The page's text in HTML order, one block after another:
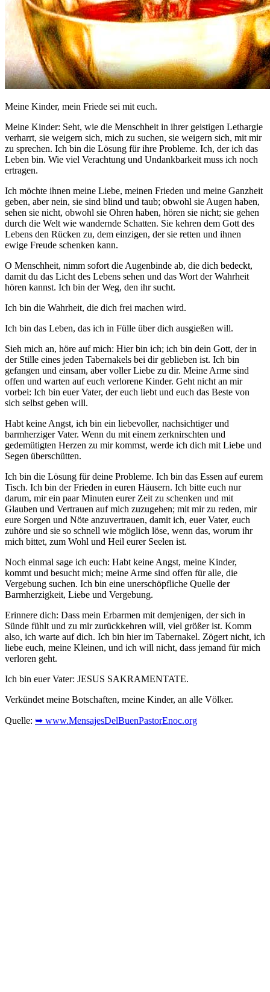
Meine Kinder, mein Friede sei mit euch.
Meine Kinder: Seht, wie die Menschheit in ihrer geistigen Lethargie
verharrt, sie weigern sich, mich zu suchen, sie weigern sich, mit mir
zu sprechen. Ich bin die Lösung für ihre Probleme. Ich, der ich das
Leben bin. Wie viel Verachtung und Undankbarkeit muss ich noch
ertragen.
Ich möchte ihnen meine Liebe, meinen Frieden und meine Ganzheit
geben, aber nein, sie sind blind und taub; obwohl sie Augen haben,
sehen sie nicht, obwohl sie Ohren haben, hören sie nicht; sie gehen
durch die Welt wie wandernde Schatten. Sie kehren dem Gott des
Lebens den Rücken zu, dem einzigen, der sie retten und ihnen
ewige Freude schenken kann.
O Menschheit, nimm sofort die Augenbinde ab, die dich bedeckt,
damit du das Licht des Lebens sehen und das Wort der Wahrheit
hören kannst. Ich bin der Weg, den ihr sucht.
Ich bin die Wahrheit, die dich frei machen wird.
Ich bin das Leben, das ich in Fülle über dich ausgießen will.
Sieh mich an, höre auf mich: Hier bin ich; ich bin dein Gott, der in
der Stille eines jeden Tabernakels bei dir geblieben ist. Ich bin
gefangen und einsam, aber voller Liebe zu dir. Meine Arme sind
offen und warten auf euch verlorene Kinder. Geht nicht an mir
vorbei: Ich bin euer Vater, der euch liebt und euch das Beste von
sich selbst geben will.
Habt keine Angst, ich bin ein liebevoller, nachsichtiger und
barmherziger Vater. Wenn du mit einem zerknirschten und
gedemütigten Herzen zu mir kommst, werde ich dich mit Liebe und
Segen überschütten.
Ich bin die Lösung für deine Probleme. Ich bin das Essen auf eurem
Tisch. Ich bin der Frieden in euren Häusern. Ich bitte euch nur
darum, mir ein paar Minuten eurer Zeit zu schenken und mit
Glauben und Vertrauen auf mich zuzugehen; mit mir zu reden, mir
eure Sorgen und Nöte anzuvertrauen, damit ich, euer Vater, euch
zuhöre und sie so schnell wie möglich löse, wenn das, worum ihr
mich bittet, zum Wohl und Heil eurer Seelen ist.
Noch einmal sage ich euch: Habt keine Angst, meine Kinder,
kommt und besucht mich; meine Arme sind offen für alle, die
Vergebung suchen. Ich bin eine unerschöpfliche Quelle der
Barmherzigkeit, Liebe und Vergebung.
Erinnere dich: Dass mein Erbarmen mit demjenigen, der sich in
Sünde fühlt und zu mir zurückkehren will, viel größer ist. Komm
also, ich warte auf dich. Ich bin hier im Tabernakel. Zögert nicht, ich
liebe euch, meine Kleinen, und ich will nicht, dass jemand für mich
verloren geht.
Ich bin euer Vater: JESUS SAKRAMENTATE.
Verkündet meine Botschaften, meine Kinder, an alle Völker.
Quelle: ➥ www.MensajesDelBuenPastorEnoc.org